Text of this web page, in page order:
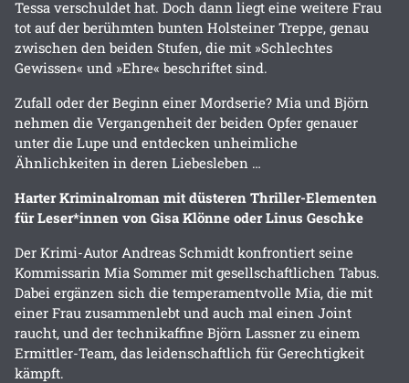
Tessa verschuldet hat. Doch dann liegt eine weitere Frau
tot auf der berühmten bunten Holsteiner Treppe, genau
zwischen den beiden Stufen, die mit »Schlechtes
Gewissen« und »Ehre« beschriftet sind.
Zufall oder der Beginn einer Mordserie? Mia und Björn
nehmen die Vergangenheit der beiden Opfer genauer
unter die Lupe und entdecken unheimliche
Ähnlichkeiten in deren Liebesleben …
Harter Kriminalroman mit düsteren Thriller-Elementen
für Leser*innen von Gisa Klönne oder Linus Geschke
Der Krimi-Autor Andreas Schmidt konfrontiert seine
Kommissarin Mia Sommer mit gesellschaftlichen Tabus.
Dabei ergänzen sich die temperamentvolle Mia, die mit
einer Frau zusammenlebt und auch mal einen Joint
raucht, und der technikaffine Björn Lassner zu einem
Ermittler-Team, das leidenschaftlich für Gerechtigkeit
kämpft.